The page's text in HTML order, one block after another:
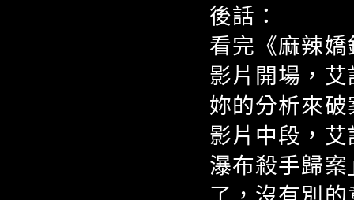
後話：
看完《麻辣
影片開場，
妳的分析來
影片中段，
瀑布殺手歸